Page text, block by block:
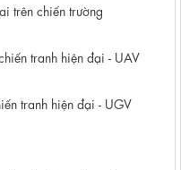
trên chiến trường
tranh hiện đại - UAV
tranh hiện đại - UGV